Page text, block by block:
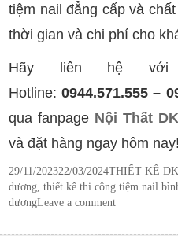
tiệm nail đẳng cấp và
thời gian và chi phí cho
Hãy liên hệ với
Hotline: 0944.571.555 –
qua fanpage Nội Thất
và đặt hàng ngay hôm nay!
Posted
on
29/11/202322/03/2024Categories
THIẾT KẾ DK
dương ,thiết kế thi công tiệm nail
dươngLeave a comment